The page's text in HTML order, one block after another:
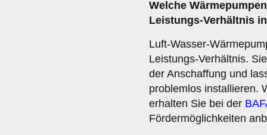
Welche
Leistungs-Verhältnis
Luft-Wasser-
Leistungs-Verhältnis.
der Anschaffung und
problemlos installieren.
erhalten Sie bei der
Fördermöglichkeiten